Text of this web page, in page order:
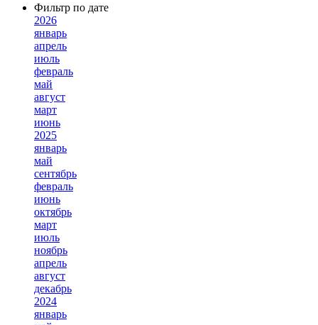
Фильтр по дате
2026
январь
апрель
июль
февраль
май
август
март
июнь
2025
январь
май
сентябрь
февраль
июнь
октябрь
март
июль
ноябрь
апрель
август
декабрь
2024
январь